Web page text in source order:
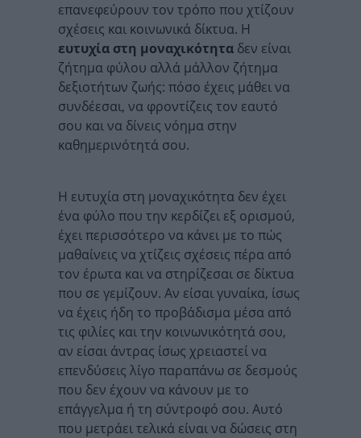
επανεφεύρουν τον τρόπο που χτίζουν
σχέσεις και κοινωνικά δίκτυα. Η
ευτυχία στη μοναχικότητα δεν είναι
ζήτημα φύλου αλλά μάλλον ζήτημα
δεξιοτήτων ζωής: πόσο έχεις μάθει να
συνδέεσαι, να φροντίζεις τον εαυτό
σου και να δίνεις νόημα στην
καθημερινότητά σου.
Η ευτυχία στη μοναχικότητα δεν έχει
ένα φύλο που την κερδίζει εξ ορισμού,
έχει περισσότερο να κάνει με το πώς
μαθαίνεις να χτίζεις σχέσεις πέρα από
τον έρωτα και να στηρίζεσαι σε δίκτυα
που σε γεμίζουν. Αν είσαι γυναίκα, ίσως
να έχεις ήδη το προβάδισμα μέσα από
τις φιλίες και την κοινωνικότητά σου,
αν είσαι άντρας ίσως χρειαστεί να
επενδύσεις λίγο παραπάνω σε δεσμούς
που δεν έχουν να κάνουν με το
επάγγελμα ή τη σύντροφό σου. Αυτό
που μετράει τελικά είναι να δώσεις στη